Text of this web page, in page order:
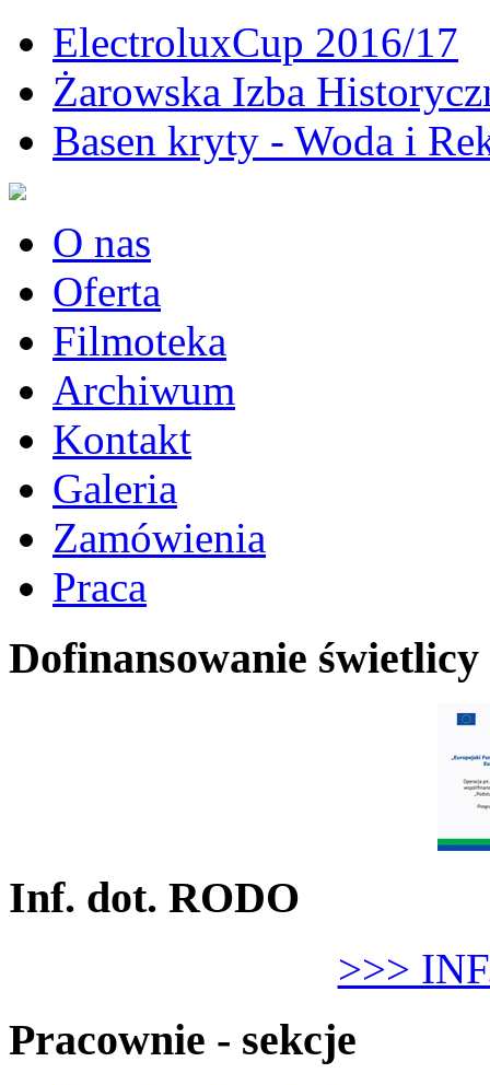
ElectroluxCup 2016/17
Żarowska Izba
Basen kryty - Woda i
O nas
Oferta
Filmoteka
Archiwum
Kontakt
Galeria
Zamówienia
Praca
Dofinansowanie świetlicy
Inf. dot. RODO
>>>
Pracownie - sekcje